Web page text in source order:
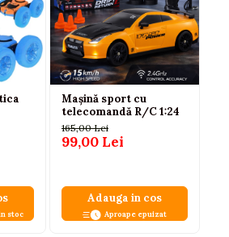
stoc
Mașină sport cu
telecomandă R/C 1:24
165,00 Lei
99,00 Lei
Adauga in cos
Aproape epuizat